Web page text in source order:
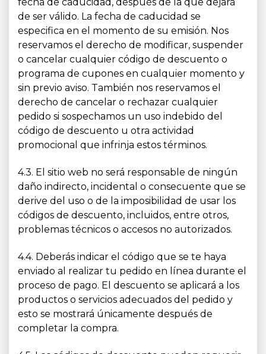
de ser válido. La fecha de caducidad se
especifica en el momento de su emisión. Nos
reservamos el derecho de modificar, suspender
o cancelar cualquier código de descuento o
programa de cupones en cualquier momento y
sin previo aviso. También nos reservamos el
derecho de cancelar o rechazar cualquier
pedido si sospechamos un uso indebido del
código de descuento u otra actividad
promocional que infrinja estos términos.
4.3. El sitio web no será responsable de ningún
daño indirecto, incidental o consecuente que se
derive del uso o de la imposibilidad de usar los
códigos de descuento, incluidos, entre otros,
problemas técnicos o accesos no autorizados.
4.4. Deberás indicar el código que se te haya
enviado al realizar tu pedido en línea durante el
proceso de pago. El descuento se aplicará a los
productos o servicios adecuados del pedido y
esto se mostrará únicamente después de
completar la compra.